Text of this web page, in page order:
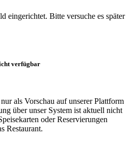
eingerichtet. Bitte versuche es später
verfügbar
als Vorschau auf unserer Plattform
über unser System ist aktuell nicht
oder Reservierungen
Restaurant.